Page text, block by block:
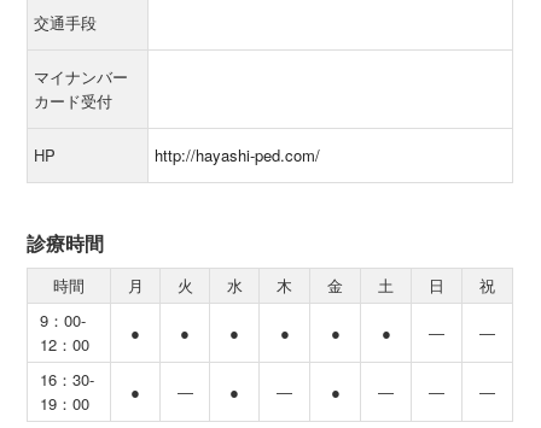
交通手段
マイナンバー
カード受付
HP http://hayashi-ped.com/
診療時間
時間 月 火 水 木 金 土 日
祝
9：00-
12：00
● ● ● ● ● ● ― ―
16：30-
19：00
● ― ● ― ● ― ― ―